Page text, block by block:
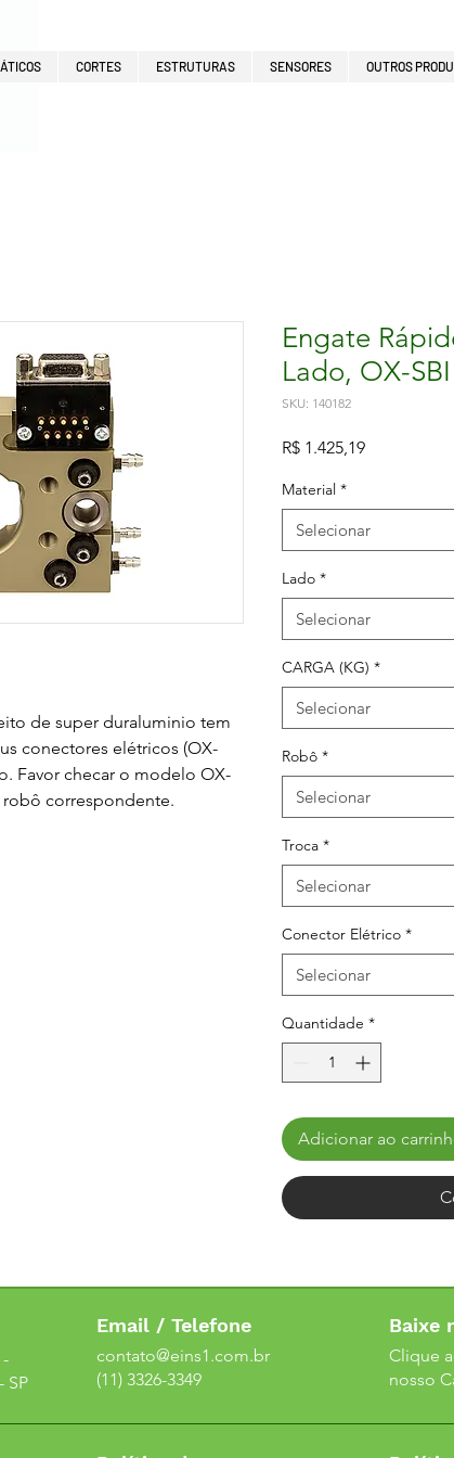
CORTES ESTRUTURAS SENSORES OUTROS
de super duraluminio tem
conectores elétricos (OX-
Favor checar o modelo OX-
robô correspondente.
Engate
Lado, OX-SBI
SKU: 140182
R$ 1.425,19Preço
Material *
Selecionar
Lado *
Selecionar
CARGA (KG) *
Selecionar
Robô *
Selecionar
Troca *
Selecionar
Conector Elétrico *
Selecionar
Quantidade *
Adicionar ao
SP
Email / Telefone
contato@eins1.com.br
(11) 3326-3349
Baixe
Clique
nosso